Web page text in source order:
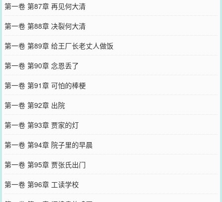
第一卷 第87章 再见何大清
第一卷 第88章 决裂何大清
第一卷 第89章 给王厂长老丈人做饭
第一卷 第90章 念恩丢了
第一卷 第91章 可怕的棒梗
第一卷 第92章 出院
第一卷 第93章 贾家的灯
第一卷 第94章 院子里的早晨
第一卷 第95章 贾张氏出门
第一卷 第96章 工读学校